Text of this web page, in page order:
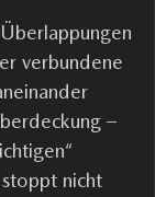
verbundene
–
nicht